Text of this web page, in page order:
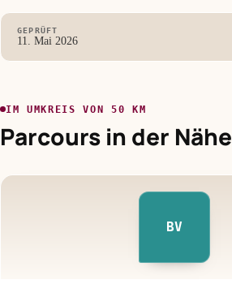
GEPRÜFT
11. Mai 2026
IM UMKREIS VON 50 KM
Parcours in der Nähe
BV